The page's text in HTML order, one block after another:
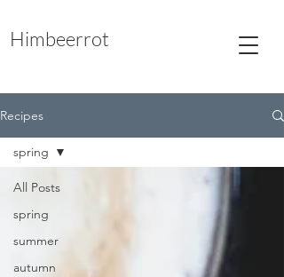
Himbeerrot
Recipes
All Posts
spring
summer
autumn
spring